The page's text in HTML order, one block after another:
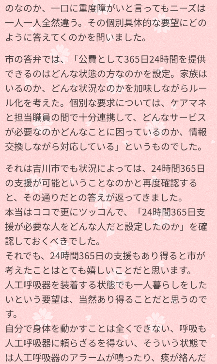
のなのか、一口に重度障がいと言ってもニーズは
一人一人全然違う。その個別具体的な要望にどの
ように答えてくのかを問いました。
市の答弁では、「公費として365日24時間を提供
できるのはどんな状態の方なのかを設定。家族は
いるのか、どんな状況なのかを加味しながらルー
ル化を考えた。個別な要求については、ケアマネ
と担当職員の間で十分連携して、どんなサービス
が必要なのかどんなことに困っているのか、情報
交換しながら対応している」というものでした。
それは吉川市でも状況によっては、24時間365日
の支援が可能ということなのかと再度確認する
と、その通りだとの答えが返ってきました。
本当はココで更にツッコんで、「24時間365日支
援が必要な人をどんな人だと設定したのか」を確
認しておくべきでした。
それでも、24時間365日の支援もあり得ると市が
考えたことはとても嬉しいことだと思います。
人工呼吸器を装着する状態でも一人暮らしをした
いという要望は、当然あり得ることだと思うので
す。
自分で身体を動かすことは全くできない、呼吸も
人工呼吸器に頼らざるを得ない、そういう状態で
は人工呼吸器のアラームが鳴ったり、痰が絡んだ